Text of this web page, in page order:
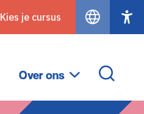
Kies je cursus
Over ons